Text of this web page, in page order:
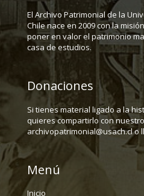
El Archivo Patrimonial de la
Chile nace en 2009 con la
poner en valor el patrimonio
casa de estudios.
Donaciones
Si tienes material ligado a la
quieres compartirlo con
archivopatrimonial@usach.cl o
Menú
Inicio